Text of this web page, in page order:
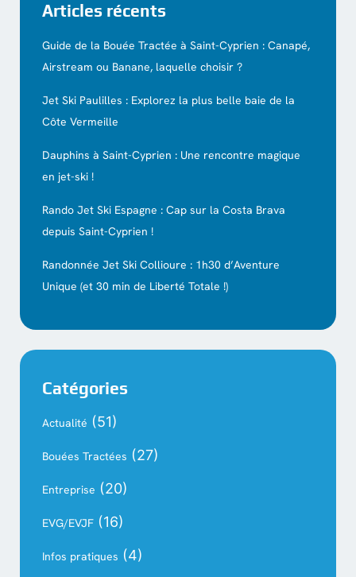
Articles récents
Guide de la Bouée Tractée à Saint-Cyprien : Canapé,
Airstream ou Banane, laquelle choisir ?
Jet Ski Paulilles : Explorez la plus belle baie de la
Côte Vermeille
Dauphins à Saint-Cyprien : Une rencontre magique
en jet-ski !
Rando Jet Ski Espagne : Cap sur la Costa Brava
depuis Saint-Cyprien !
Randonnée Jet Ski Collioure : 1h30 d’Aventure
Unique (et 30 min de Liberté Totale !)
Catégories
Actualité (51)
Bouées Tractées (27)
Entreprise (20)
EVG/EVJF (16)
Infos pratiques (4)